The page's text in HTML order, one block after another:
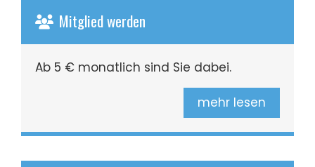
Mitglied werden
Ab 5 € monatlich sind Sie dabei.
mehr lesen